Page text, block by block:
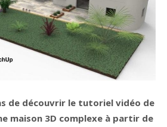
de découvrir le tutoriel vidéo de
maison 3D complexe à partir de